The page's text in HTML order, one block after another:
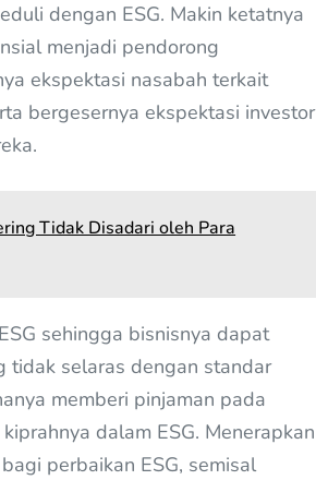
dengan ESG. Makin ketatnya
menjadi pendorong
ekspektasi nasabah terkait
bergesernya ekspektasi investor
Tidak Disadari oleh Para
sehingga bisnisnya dapat
tidak selaras dengan standar
memberi pinjaman pada
dalam ESG. Menerapkan
perbaikan ESG, semisal